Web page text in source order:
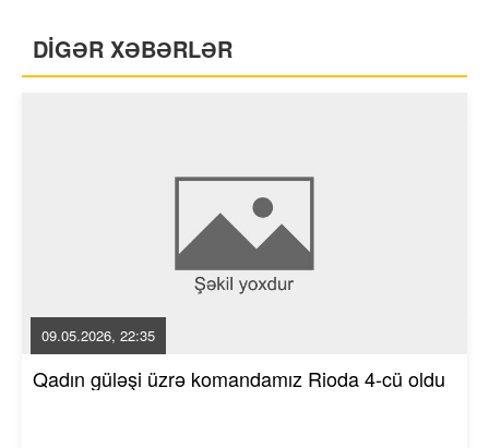
DİGƏR XƏBƏRLƏR
09.05.2026, 22:35
Qadın güləşi üzrə komandamız Rioda 4-cü oldu